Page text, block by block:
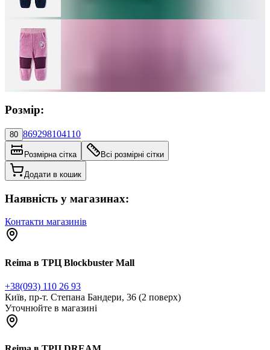
Розмір:
80 869298104110
Розмірна сітка Всі розмірні сітки
Додати в кошик
Наявність у магазинах:
Контакти магазинів
Reima в ТРЦ Blockbuster Mall
+38(093) 110 26 93
Київ, пр-т. Степана Бандери, 36 (2 поверх)
Уточнюйте в магазині